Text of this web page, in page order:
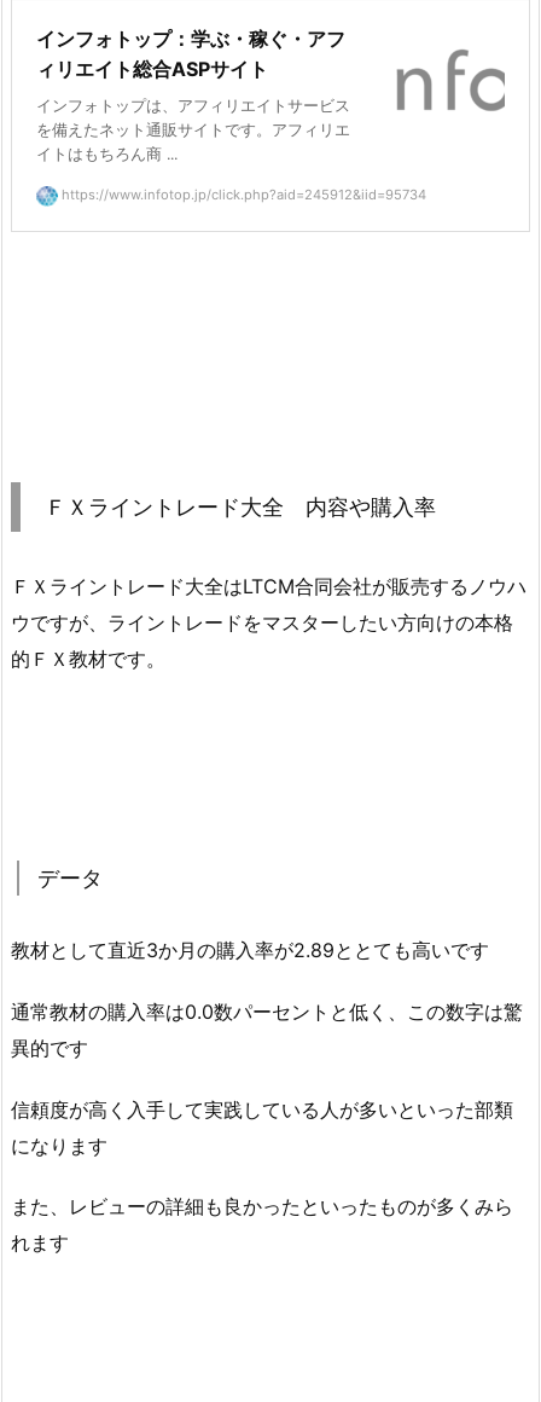
インフォトップ：学ぶ・稼ぐ・アフ
ィリエイト総合ASPサイト
インフォトップは、アフィリエイトサービス
を備えたネット通販サイトです。アフィリエ
イトはもちろん商 ...
https://www.infotop.jp/click.php?aid=245912&iid=95734
ＦＸライントレード大全 内容や購入率
ＦＸライントレード大全はLTCM合同会社が販売するノウハ
ウですが、ライントレードをマスターしたい方向けの本格
的ＦＸ教材です。
データ
教材として直近3か月の購入率が2.89ととても高いです
通常教材の購入率は0.0数パーセントと低く、この数字は驚
異的です
信頼度が高く入手して実践している人が多いといった部類
になります
また、レビューの詳細も良かったといったものが多くみら
れます